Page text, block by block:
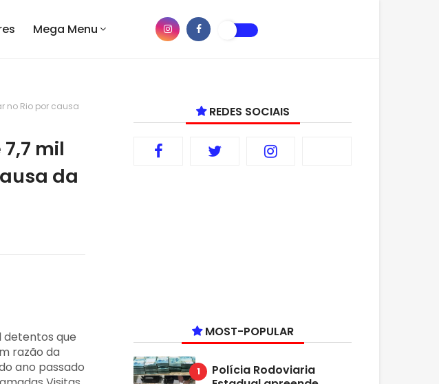
Mega Menu
no Rio por causa
mil
da
detentos que
razão da
ano passado
REDES SOCIAIS
MOST-POPULAR
Polícia Rodoviaria